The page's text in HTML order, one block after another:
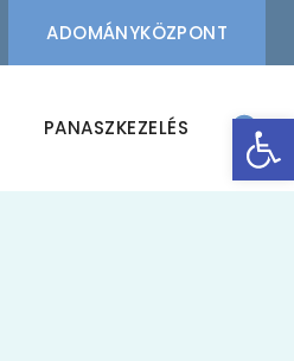
ADOMÁNYKÖZPONT
PANASZKEZELÉS